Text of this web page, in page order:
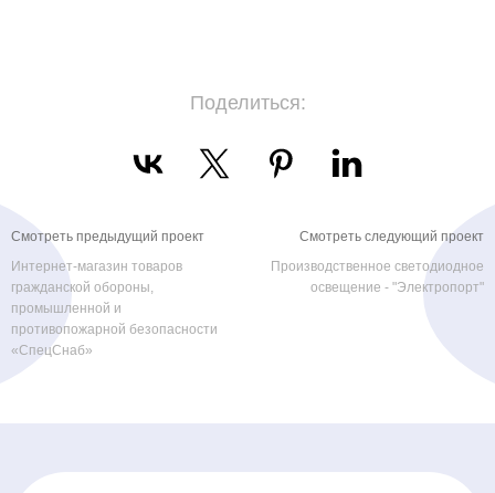
Смотреть предыдущий проект
Интернет-магазин товаров
гражданской обороны,
промышленной и
противопожарной безопасности
«СпецСнаб»
Поделиться:
Смотреть следующий проект
Производственное светодиодное
освещение - "Электропорт"